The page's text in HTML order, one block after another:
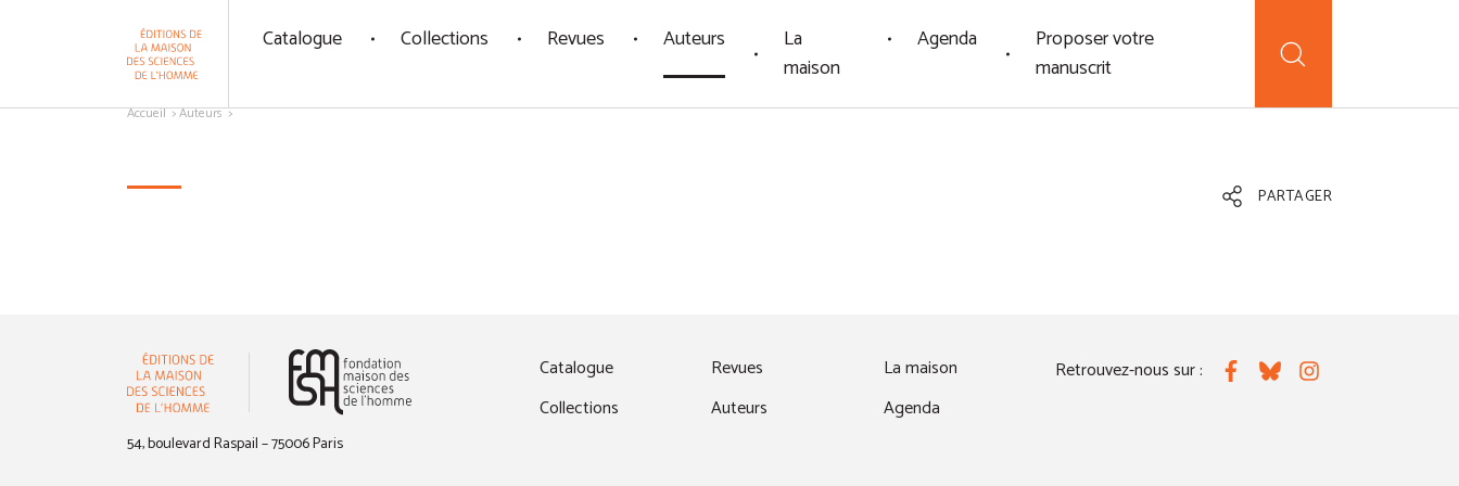
Catalogue Collections Revues Auteurs
La
maison
Agenda
Proposer votre
manuscrit
Accueil Auteurs
PARTAGER
54, boulevard Raspail – 75006 Paris
Catalogue
Collections
Revues
Auteurs
La maison
Agenda
Retrouvez-nous sur : FacebookBlueskyInstagram